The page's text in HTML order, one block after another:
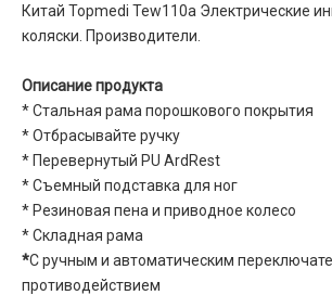
Китай Topmedi Tew110a Электрические
коляски. Производители.
Описание продукта
* Стальная рама порошкового покрытия
* Отбрасывайте ручку
* Перевернутый PU ArdRest
* Съемный подставка для ног
* Резиновая пена и приводное колесо
* Складная рама
*С ручным и автоматическим
противодействием